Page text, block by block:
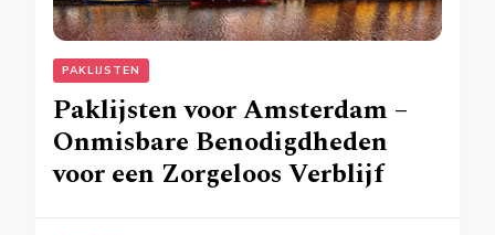
PAKLIJSTEN
Paklijsten voor Amsterdam –
Onmisbare Benodigdheden
voor een Zorgeloos Verblijf